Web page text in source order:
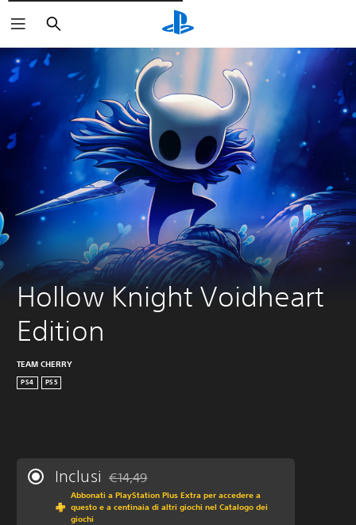
Cerca
Hollow Knight Voidheart
Edition
TEAM CHERRY
PS4 PS5
Inclusi Scontato dal prezzo originale di €14,49
€14,49
Abbonati a PlayStation Plus Extra per accedere a
questo e a centinaia di altri giochi nel Catalogo dei
giochi